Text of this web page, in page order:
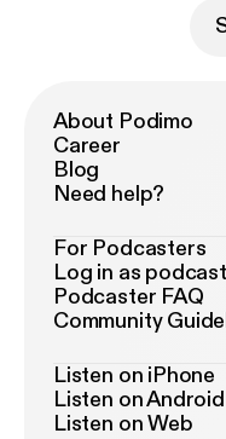
About Podimo
Career
Blog
Need help?
For Podcasters
Log in as
Podcaster FAQ
Community
Listen on iPhone
Listen on Android
Listen on Web